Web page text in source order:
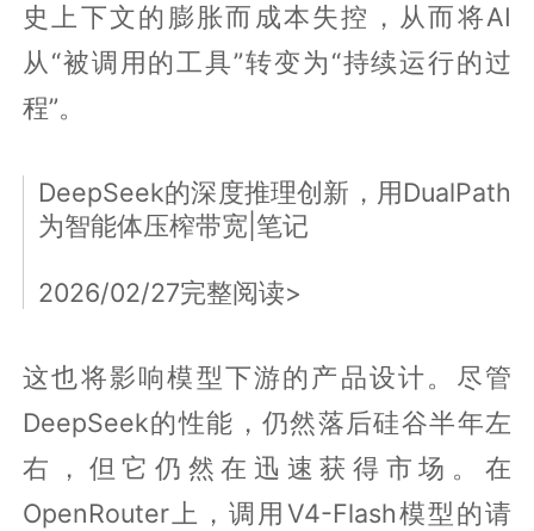
史上下文的膨胀而成本失控，从而将AI
从“被调用的工具”转变为“持续运行的过
程”。
DeepSeek的深度推理创新，用DualPath
为智能体压榨带宽|笔记
2026/02/27完整阅读>
这也将影响模型下游的产品设计。尽管
DeepSeek的性能，仍然落后硅谷半年左
右，但它仍然在迅速获得市场。在
OpenRouter上，调用V4-Flash模型的请